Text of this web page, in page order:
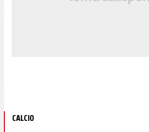
CALCIO